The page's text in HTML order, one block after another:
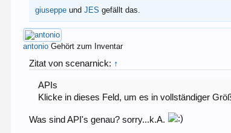
giuseppe undJES gefällt das.
antonio Gehört zum Inventar
Zitat von scenarnick: ↑
APIs
Klicke in dieses Feld, um es in vollständiger
Was sind API's genau? sorry...k.A.